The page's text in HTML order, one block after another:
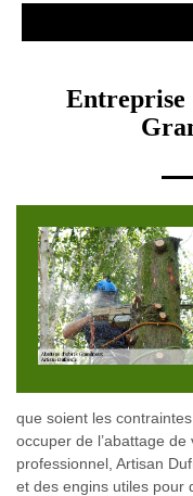
Entreprise
que soient les
occuper de l’abattage
professionnel, Artisan
et des engins utiles pour